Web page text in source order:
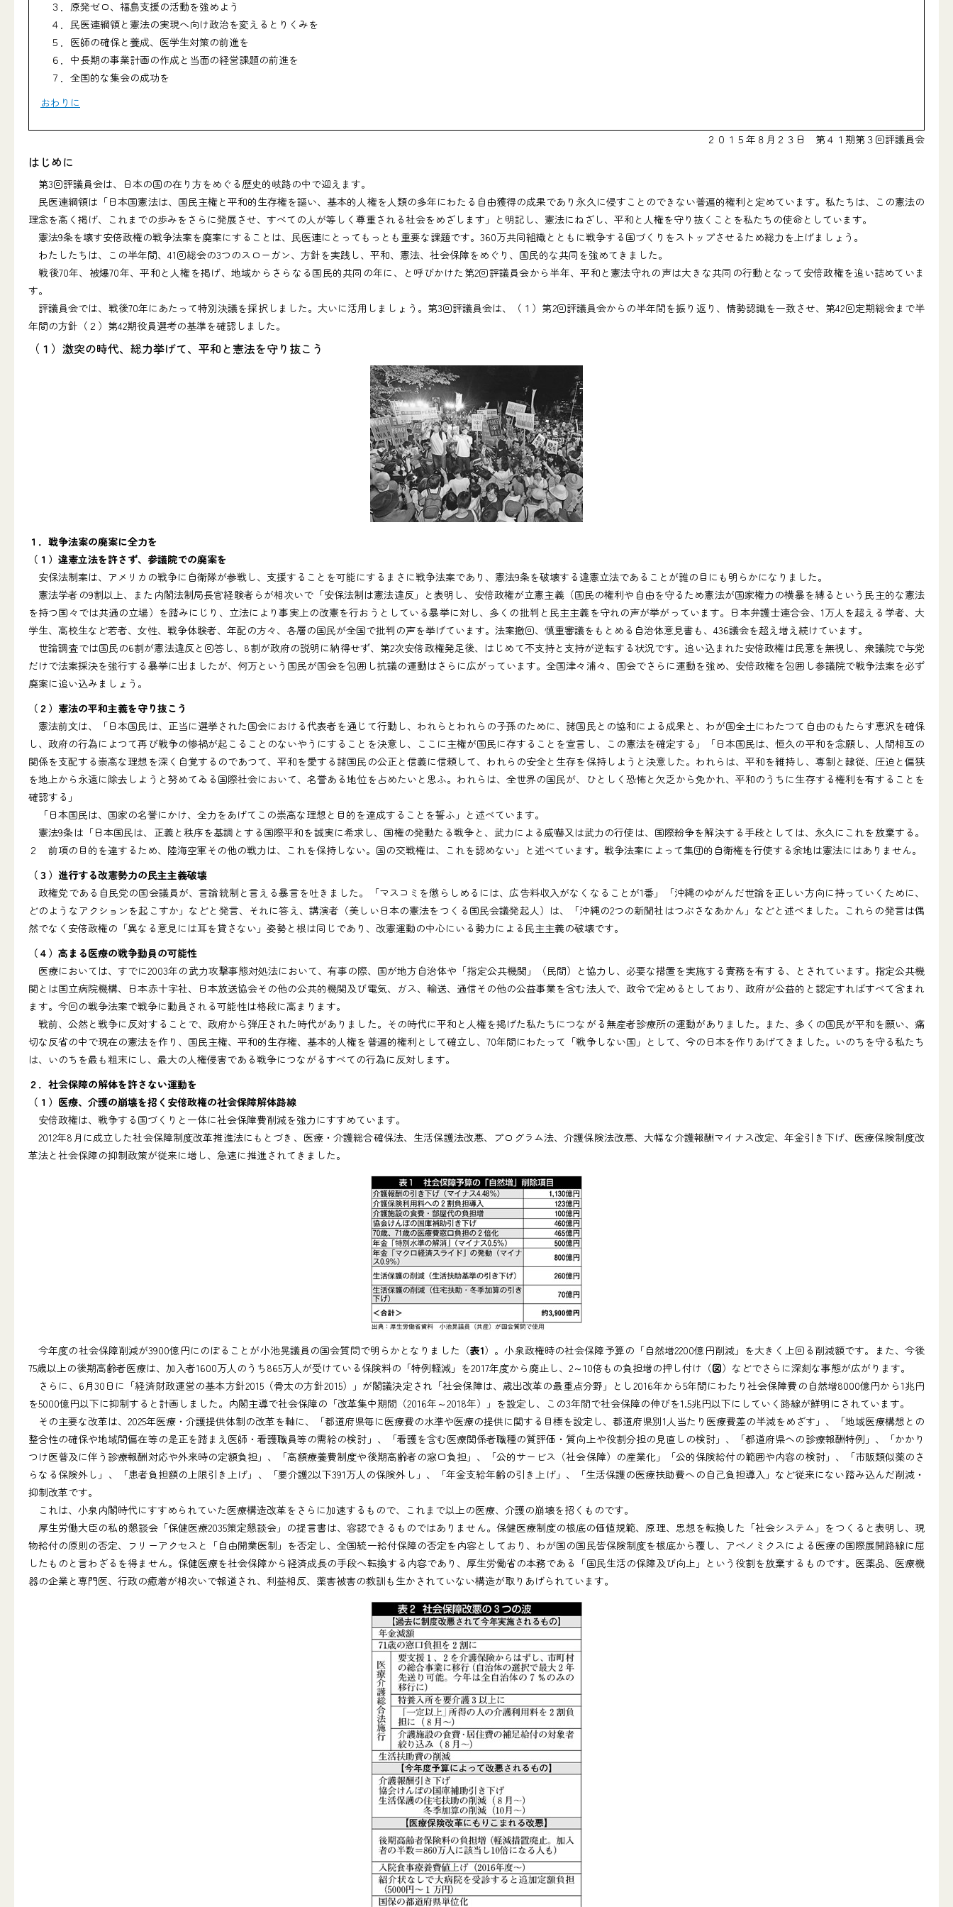
３．原発ゼロ、福島支援の活動を強めよう
４．民医連綱領と憲法の実現へ向け政治を変えるとりくみを
５．医師の確保と養成、医学生対策の前進を
６．中長期の事業計画の作成と当面の経営課題の前進を
７．全国的な集会の成功を
おわりに
２０１５年８月２３日 第４１期第３回評議員会
はじめに
第3回評議員会は、日本の国の在り方をめぐる歴史的岐路の中で迎えます。
民医連綱領は「日本国憲法は、国民主権と平和的生存権を謳い、基本的人権を人類の多年にわたる自由獲得の成果であり永久に侵すことのできない普遍的権利と定めています。私たちは、この憲法の
理念を高く掲げ、これまでの歩みをさらに発展させ、すべての人が等しく尊重される社会をめざします」と明記し、憲法にねざし、平和と人権を守り抜くことを私たちの使命としています。
憲法9条を壊す安倍政権の戦争法案を廃案にすることは、民医連にとってもっとも重要な課題です。360万共同組織とともに戦争する国づくりをストップさせるため総力を上げましょう。
わたしたちは、この半年間、41回総会の3つのスローガン、方針を実践し、平和、憲法、社会保障をめぐり、国民的な共同を強めてきました。
戦後70年、被爆70年、平和と人権を掲げ、地域からさらなる国民的共同の年に、と呼びかけた第2回評議員会から半年、平和と憲法守れの声は大きな共同の行動となって安倍政権を追い詰めていま
す。
評議員会では、戦後70年にあたって特別決議を採択しました。大いに活用しましょう。第3回評議員会は、（１）第2回評議員会からの半年間を振り返り、情勢認識を一致させ、第42回定期総会まで半
年間の方針（２）第42期役員選考の基準を確認しました。
（１）激突の時代、総力挙げて、平和と憲法を守り抜こう
１．戦争法案の廃案に全力を
（１）違憲立法を許さず、参議院での廃案を
安保法制案は、アメリカの戦争に自衛隊が参戦し、支援することを可能にするまさに戦争法案であり、憲法9条を破壊する違憲立法であることが誰の目にも明らかになりました。
憲法学者の9割以上、また内閣法制局長官経験者らが相次いで「安保法制は憲法違反」と表明し、安倍政権が立憲主義（国民の権利や自由を守るため憲法が国家権力の横暴を縛るという民主的な憲法
を持つ国々では共通の立場）を踏みにじり、立法により事実上の改憲を行おうとしている暴挙に対し、多くの批判と民主主義を守れの声が挙がっています。日本弁護士連合会、1万人を超える学者、大
学生、高校生など若者、女性、戦争体験者、年配の方々、各層の国民が全国で批判の声を挙げています。法案撤回、慎重審議をもとめる自治体意見書も、436議会を超え増え続けています。
世論調査では国民の6割が憲法違反と回答し、8割が政府の説明に納得せず、第2次安倍政権発足後、はじめて不支持と支持が逆転する状況です。追い込まれた安倍政権は民意を無視し、衆議院で与党
だけで法案採決を強行する暴挙に出ましたが、何万という国民が国会を包囲し抗議の運動はさらに広がっています。全国津々浦々、国会でさらに運動を強め、安倍政権を包囲し参議院で戦争法案を必ず
廃案に追い込みましょう。
（２）憲法の平和主義を守り抜こう
憲法前文は、「日本国民は、正当に選挙された国会における代表者を通じて行動し、われらとわれらの子孫のために、諸国民との協和による成果と、わが国全土にわたつて自由のもたらす恵沢を確保
し、政府の行為によつて再び戦争の惨禍が起こることのないやうにすることを決意し、ここに主権が国民に存することを宣言し、この憲法を確定する」「日本国民は、恒久の平和を念願し、人間相互の
関係を支配する崇高な理想を深く自覚するのであつて、平和を愛する諸国民の公正と信義に信頼して、われらの安全と生存を保持しようと決意した。われらは、平和を維持し、専制と隷従、圧迫と偏狭
を地上から永遠に除去しようと努めてゐる国際社会において、名誉ある地位を占めたいと思ふ。われらは、全世界の国民が、ひとしく恐怖と欠乏から免かれ、平和のうちに生存する権利を有することを
確認する」
「日本国民は、国家の名誉にかけ、全力をあげてこの崇高な理想と目的を達成することを誓ふ」と述べています。
憲法9条は「日本国民は、正義と秩序を基調とする国際平和を誠実に希求し、国権の発動たる戦争と、武力による威嚇又は武力の行使は、国際紛争を解決する手段としては、永久にこれを放棄する。
２ 前項の目的を達するため、陸海空軍その他の戦力は、これを保持しない。国の交戦権は、これを認めない」と述べています。戦争法案によって集団的自衛権を行使する余地は憲法にはありません。
（３）進行する改憲勢力の民主主義破壊
政権党である自民党の国会議員が、言論統制と言える暴言を吐きました。「マスコミを懲らしめるには、広告料収入がなくなることが1番」「沖縄のゆがんだ世論を正しい方向に持っていくために、
どのようなアクションを起こすか」などと発言、それに答え、講演者（美しい日本の憲法をつくる国民会議発起人）は、「沖縄の2つの新聞社はつぶさなあかん」などと述べました。これらの発言は偶
然でなく安倍政権の「異なる意見には耳を貸さない」姿勢と根は同じであり、改憲運動の中心にいる勢力による民主主義の破壊です。
（４）高まる医療の戦争動員の可能性
医療においては、すでに2003年の武力攻撃事態対処法において、有事の際、国が地方自治体や「指定公共機関」（民間）と協力し、必要な措置を実施する責務を有する、とされています。指定公共機
関とは国立病院機構、日本赤十字社、日本放送協会その他の公共的機関及び電気、ガス、輸送、通信その他の公益事業を含む法人で、政令で定めるとしており、政府が公益的と認定すればすべて含まれ
ます。今回の戦争法案で戦争に動員される可能性は格段に高まります。
戦前、公然と戦争に反対することで、政府から弾圧された時代がありました。その時代に平和と人権を掲げた私たちにつながる無産者診療所の運動がありました。また、多くの国民が平和を願い、痛
切な反省の中で現在の憲法を作り、国民主権、平和的生存権、基本的人権を普遍的権利として確立し、70年間にわたって「戦争しない国」として、今の日本を作りあげてきました。いのちを守る私たち
は、いのちを最も粗末にし、最大の人権侵害である戦争につながるすべての行為に反対します。
２．社会保障の解体を許さない運動を
（１）医療、介護の崩壊を招く安倍政権の社会保障解体路線
安倍政権は、戦争する国づくりと一体に社会保障費削減を強力にすすめています。
2012年8月に成立した社会保障制度改革推進法にもとづき、医療・介護総合確保法、生活保護法改悪、プログラム法、介護保険法改悪、大幅な介護報酬マイナス改定、年金引き下げ、医療保険制度改
革法と社会保障の抑制政策が従来に増し、急速に推進されてきました。
今年度の社会保障削減が3900億円にのぼることが小池晃議員の国会質問で明らかとなりました（表1）。小泉政権時の社会保障予算の「自然増2200億円削減」を大きく上回る削減額です。また、今後
75歳以上の後期高齢者医療は、加入者1600万人のうち865万人が受けている保険料の「特例軽減」を2017年度から廃止し、2～10倍もの負担増の押し付け（図）などでさらに深刻な事態が広がります。
さらに、6月30日に「経済財政運営の基本方針2015（骨太の方針2015）」が閣議決定され「社会保障は、歳出改革の最重点分野」とし2016年から5年間にわたり社会保障費の自然増8000億円から1兆円
を5000億円以下に抑制すると計画しました。内閣主導で社会保障の「改革集中期間（2016年～2018年）」を設定し、この3年間で社会保障の伸びを1.5兆円以下にしていく路線が鮮明にされています。
その主要な改革は、2025年医療・介護提供体制の改革を軸に、「都道府県毎に医療費の水準や医療の提供に関する目標を設定し、都道府県別1人当たり医療費差の半減をめざす」、「地域医療構想との
整合性の確保や地域間偏在等の是正を踏まえ医師・看護職員等の需給の検討」、「看護を含む医療関係者職種の質評価・質向上や役割分担の見直しの検討」、「都道府県への診療報酬特例」、「かかり
つけ医普及に伴う診療報酬対応や外来時の定額負担」、「高額療養費制度や後期高齢者の窓口負担」、「公的サービス（社会保障）の産業化」「公的保険給付の範囲や内容の検討」、「市販類似薬のさ
らなる保険外し」、「患者負担額の上限引き上げ」、「要介護2以下391万人の保険外し」、「年金支給年齢の引き上げ」、「生活保護の医療扶助費への自己負担導入」など従来にない踏み込んだ削減・
抑制改革です。
これは、小泉内閣時代にすすめられていた医療構造改革をさらに加速するもので、これまで以上の医療、介護の崩壊を招くものです。
厚生労働大臣の私的懇談会「保健医療2035策定懇談会」の提言書は、容認できるものではありません。保健医療制度の根底の価値規範、原理、思想を転換した「社会システム」をつくると表明し、現
物給付の原則の否定、フリーアクセスと「自由開業医制」を否定し、全国統一給付保障の否定を内容としており、わが国の国民皆保険制度を根底から覆し、アベノミクスによる医療の国際展開路線に屈
したものと言わざるを得ません。保健医療を社会保障から経済成長の手段へ転換する内容であり、厚生労働省の本務である「国民生活の保障及び向上」という役割を放棄するものです。医薬品、医療機
器の企業と専門医、行政の癒着が相次いで報道され、利益相反、薬害被害の教訓も生かされていない構造が取りあげられています。